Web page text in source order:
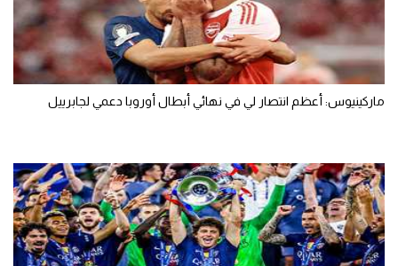
ماركينيوس: أعظم انتصار لي في نهائي أبطال أوروبا دعمي لجابرييل